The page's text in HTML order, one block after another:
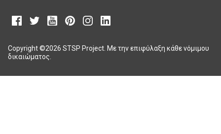
Copyright ©2026 STSP Project. Με την επιφύλαξη κάθε νόμιμου
δικαιώματος.